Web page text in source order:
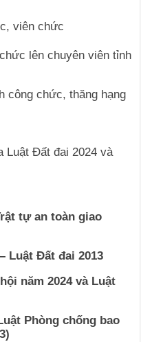
tự an toàn giao
Luật Đất đai 2013
năm 2024 và Luật
Phòng chống bao